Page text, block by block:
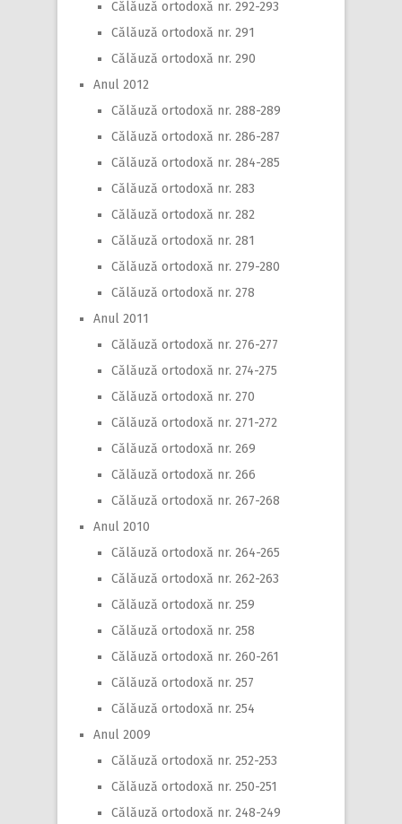
Călăuză ortodoxă nr. 292-293
Călăuză ortodoxă nr. 291
Călăuză ortodoxă nr. 290
Anul 2012
Călăuză ortodoxă nr. 288-289
Călăuză ortodoxă nr. 286-287
Călăuză ortodoxă nr. 284-285
Călăuză ortodoxă nr. 283
Călăuză ortodoxă nr. 282
Călăuză ortodoxă nr. 281
Călăuză ortodoxă nr. 279-280
Călăuză ortodoxă nr. 278
Anul 2011
Călăuză ortodoxă nr. 276-277
Călăuză ortodoxă nr. 274-275
Călăuză ortodoxă nr. 270
Călăuză ortodoxă nr. 271-272
Călăuză ortodoxă nr. 269
Călăuză ortodoxă nr. 266
Călăuză ortodoxă nr. 267-268
Anul 2010
Călăuză ortodoxă nr. 264-265
Călăuză ortodoxă nr. 262-263
Călăuză ortodoxă nr. 259
Călăuză ortodoxă nr. 258
Călăuză ortodoxă nr. 260-261
Călăuză ortodoxă nr. 257
Călăuză ortodoxă nr. 254
Anul 2009
Călăuză ortodoxă nr. 252-253
Călăuză ortodoxă nr. 250-251
Călăuză ortodoxă nr. 248-249